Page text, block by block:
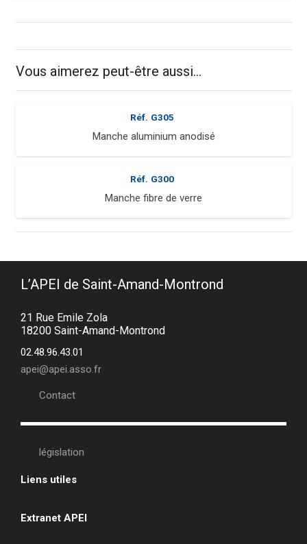
Vous aimerez peut-être aussi…
Réf. G305
Manche aluminium anodisé
Réf. G300
Manche fibre de verre
L’APEI de Saint-Amand-Montrond
21 Rue Emile Zola
18200 Saint-Amand-Montrond
02.48.96.43.01
apei@apei.asso.fr
Contact
législation
Liens utiles
Extranet APEI